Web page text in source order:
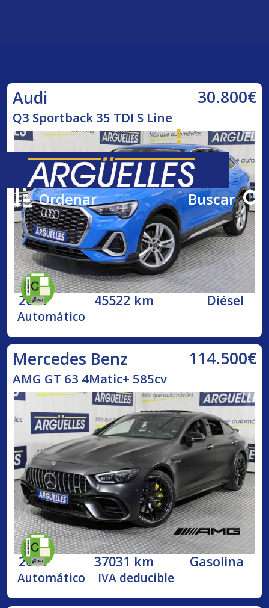
Ordenar Buscar
Audi 30.800€
Q3 Sportback 35 TDI S Line
2020 45522 km Diésel
Automático
Mercedes Benz 114.500€
AMG GT 63 4Matic+ 585cv
2019 37031 km Gasolina
Automático IVA deducible